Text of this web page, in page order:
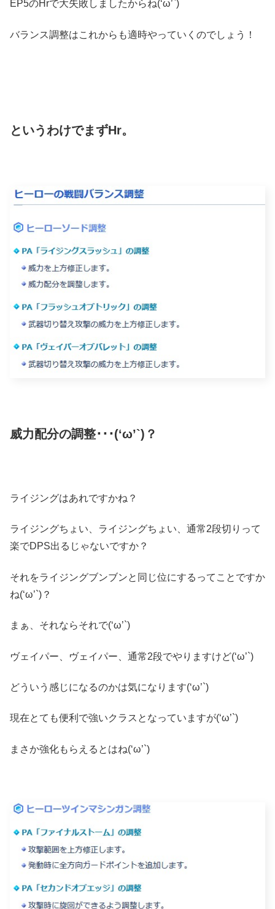
EP5のHrで大失敗しましたからね(‘ω’`)
バランス調整はこれからも適時やっていくのでしょう！
というわけでまずHr。
威力配分の調整･･･(‘ω’`)？
ライジングはあれですかね？
ライジングちょい、ライジングちょい、通常2段切りって
楽でDPS出るじゃないですか？
それをライジングブンブンと同じ位にするってことですか
ね(‘ω’`)？
まぁ、それならそれで(‘ω’`)
ヴェイパー、ヴェイパー、通常2段でやりますけど(‘ω’`)
どういう感じになるのかは気になります(‘ω’`)
現在とても便利で強いクラスとなっていますが(‘ω’`)
まさか強化もらえるとはね(‘ω’`)